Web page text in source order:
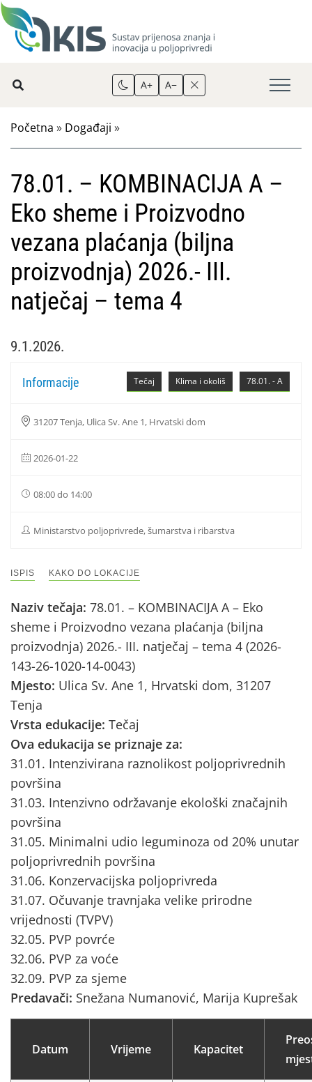
A+ A−
Početna » Događaji »
78.01. – KOMBINACIJA A –
Eko sheme i Proizvodno
vezana plaćanja (biljna
proizvodnja) 2026.- III.
natječaj – tema 4
9.1.2026.
78.01. - A
Klima i okoliš
Tečaj
Informacije
31207 Tenja, Ulica Sv. Ane 1, Hrvatski dom
2026-01-22
08:00 do 14:00
Ministarstvo poljoprivrede, šumarstva i ribarstva
ISPIS KAKO DO LOKACIJE
Naziv tečaja: 78.01. – KOMBINACIJA A – Eko
sheme i Proizvodno vezana plaćanja (biljna
proizvodnja) 2026.- III. natječaj – tema 4 (2026-
143-26-1020-14-0043)
Mjesto: Ulica Sv. Ane 1, Hrvatski dom, 31207
Tenja
Vrsta edukacije: Tečaj
Ova edukacija se priznaje za:
31.01. Intenzivirana raznolikost poljoprivrednih
površina
31.03. Intenzivno održavanje ekološki značajnih
površina
31.05. Minimalni udio leguminoza od 20% unutar
poljoprivrednih površina
31.06. Konzervacijska poljoprivreda
31.07. Očuvanje travnjaka velike prirodne
vrijednosti (TVPV)
32.05. PVP povrće
32.06. PVP za voće
32.09. PVP za sjeme
Predavači: Snežana Numanović, Marija Kuprešak
Datum Vrijeme Kapacitet